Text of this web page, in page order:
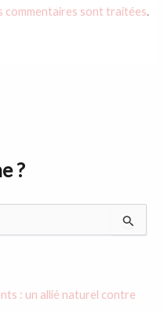
commentaires sont traitées.
?
: un allié naturel contre